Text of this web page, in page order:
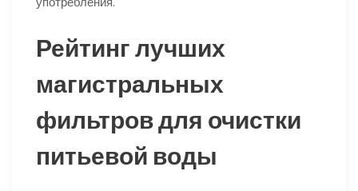
Рейтинг лучших
магистральных
фильтров для очистки
питьевой воды